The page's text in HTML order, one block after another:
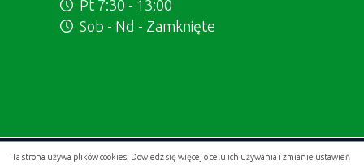
Ta strona używa plików cookies. Dowiedz się więcej o celu ich używania i zmianie ustawień
Pt 7:30 - 13:00
Sob - Nd - Zamknięte